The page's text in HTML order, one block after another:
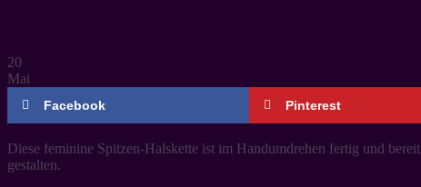
20
Mai
Facebook Pinterest
Diese feminine Spitzen-Halskette ist im Handumdrehen fertig und
gestalten.